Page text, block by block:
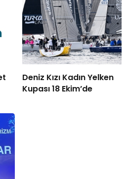
Deniz Kızı Kadın Yelken
Kupası 18 Ekim’de